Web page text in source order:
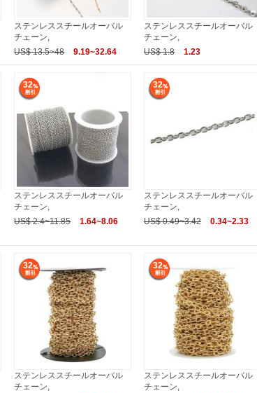
ステンレススチールオーバル
チェーン,
US$ 13.5~48
9.19~32.64
ステンレススチールオーバル
チェーン,
US$ 1.8
1.23
32
ステンレススチールオーバル
チェーン,
US$ 2.4~11.85
1.64~8.06
32
ステンレススチールオーバル
チェーン,
US$ 0.49~3.42
0.34~2.33
32
ステンレススチールオーバル
チェーン,
32
ステンレススチールオーバル
チェーン,